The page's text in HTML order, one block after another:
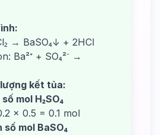
→ BaSO₄↓ + 2HCl
Ba²⁺ + SO₄²⁻ →
kết tủa:
mol H₂SO₄
× 0.5 = 0.1 mol
mol BaSO₄